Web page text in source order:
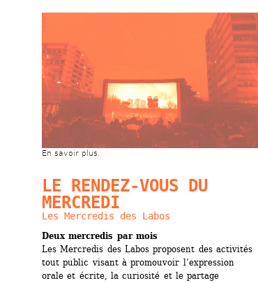
En savoir plus.
LE RENDEZ-VOUS DU
MERCREDI
Les Mercredis des Labos
Deux mercredis par mois
Les Mercredis des Labos proposent des activités
tout public visant à promouvoir l’expression
orale et écrite, la curiosité et le partage